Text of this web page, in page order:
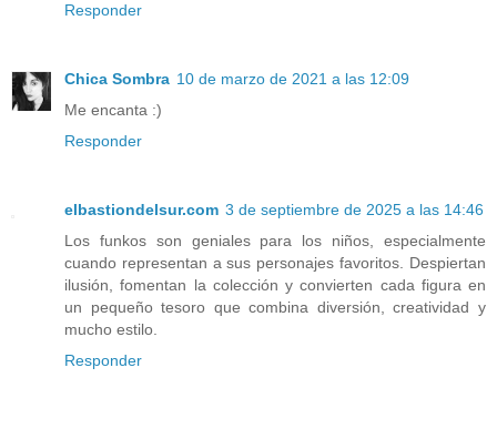
Responder
Chica Sombra 10 de marzo de 2021 a las 12:09
Me encanta :)
Responder
elbastiondelsur.com 3 de septiembre de 2025 a las 14:46
Los funkos son geniales para los niños, especialmente
cuando representan a sus personajes favoritos. Despiertan
ilusión, fomentan la colección y convierten cada figura en
un pequeño tesoro que combina diversión, creatividad y
mucho estilo.
Responder